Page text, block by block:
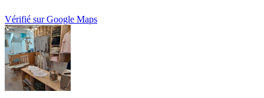
Vérifié sur Google Maps